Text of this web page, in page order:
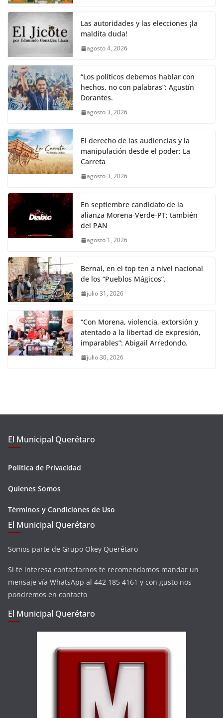
Las autoridades y las elecciones ¡la
maldita duda!
agosto 4, 2026
“Los políticos debemos hablar con
hechos, no con palabras”: Agustín
Dorantes.
agosto 3, 2026
El derecho de las audiencias y la
manipulación desde el poder: La
Carreta
agosto 3, 2026
En septiembre candidato de la
alianza Morena-Verde-PT; también
del PAN
agosto 1, 2026
Bernal, en el top ten a nivel nacional
de los “Pueblos Mágicos”.
julio 31, 2026
“Con Morena, violencia, extorsión y
atentado a la libertad de expresión,
imparables”: Abigail Arredondo.
julio 30, 2026
El Municipal Querétaro
Política de Privacidad
Quienes Somos
Términos y Condiciones de Uso
El Municipal Querétaro
Somos parte de Grupo Okey Querétaro
Si te interesa contactarnos te recomendamos mandar un
mensaje vía WhatsApp al 442 185 4161 y con gusto nos
pondremos en contacto
El Municipal Querétaro